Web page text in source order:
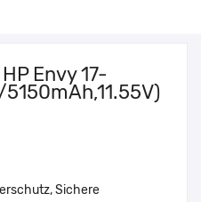
Envy 17-
Sichere